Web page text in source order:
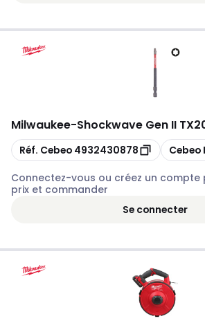
Milwaukee-Shockwave Gen II
Copier
Réf. Cebeo 4932430878 Copier
Cebeo
Connectez-vous ou créez un
prix et commander
Se connecter